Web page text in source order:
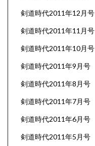
剣道時代2011年12月号
剣道時代2011年11月号
剣道時代2011年10月号
剣道時代2011年9月号
剣道時代2011年8月号
剣道時代2011年7月号
剣道時代2011年6月号
剣道時代2011年5月号